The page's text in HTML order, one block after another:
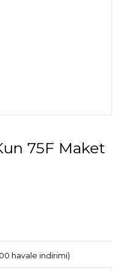
75F Maket
havale indirimi)